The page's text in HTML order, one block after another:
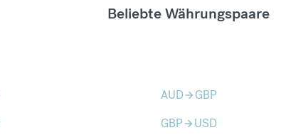
Beliebte Währungspaare
AUDarrow_forward GBP
GBParrow_forward USD